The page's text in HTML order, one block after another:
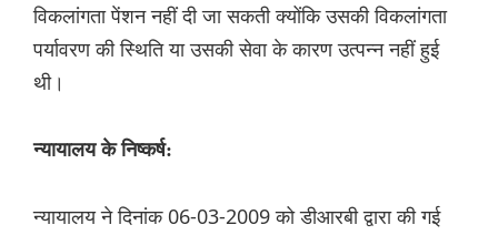
विकलांगता पेंशन नहीं दी जा सकती क्योंकि उसकी विकलांगता
पर्यावरण की स्थिति या उसकी सेवा के कारण उत्पन्न नहीं हुई
थी।
न्यायालय के निष्कर्ष:
न्यायालय ने दिनांक 06-03-2009 को डीआरबी द्वारा की गई